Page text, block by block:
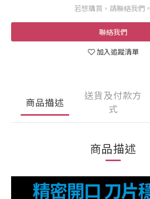
若想購買，請聯絡我們。
聯絡我們
加入追蹤清單
商品描述
送貨及付款方
式
商品描述